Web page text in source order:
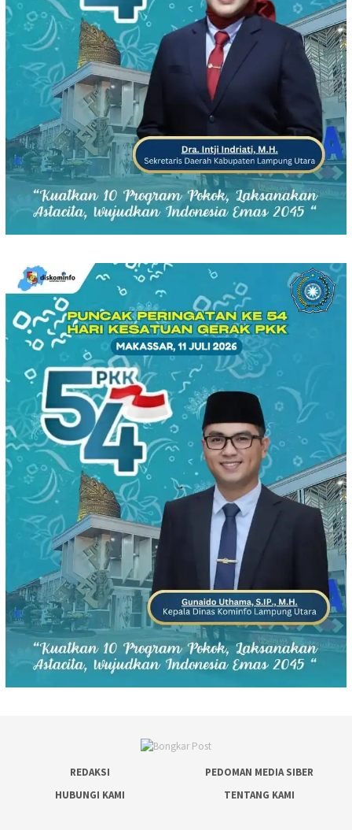
REDAKSI
PEDOMAN MEDIA SIBER
HUBUNGI KAMI
TENTANG KAMI